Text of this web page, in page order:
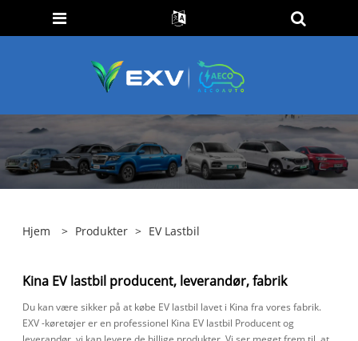
Hjem > Produkter > EV Lastbil
Kina EV lastbil producent, leverandør, fabrik
Du kan være sikker på at købe EV lastbil lavet i Kina fra vores fabrik.
EXV -køretøjer er en professionel Kina EV lastbil Producent og